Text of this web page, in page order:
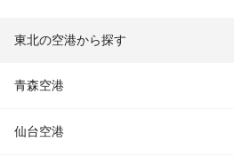
東北の空港から探す
青森空港
仙台空港